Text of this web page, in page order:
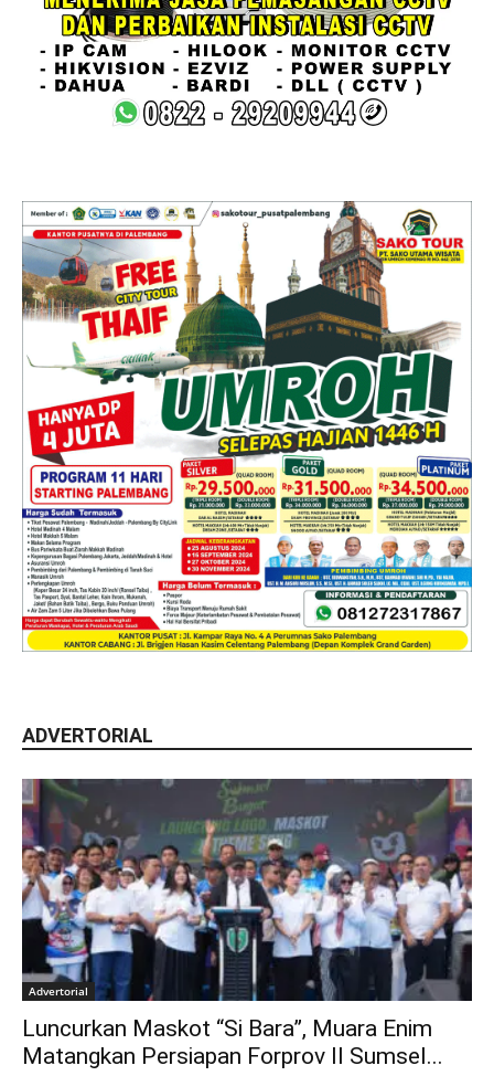
ADVERTORIAL
Advertorial
Luncurkan Maskot “Si Bara”, Muara Enim
Matangkan Persiapan Forprov II Sumsel...